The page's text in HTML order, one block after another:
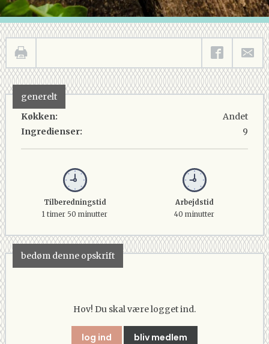
generelt
Køkken:
Ingredienser:
Andet
9
Tilberedningstid
1 timer 50 minutter
Arbejdstid
40 minutter
bedøm denne opskrift
Hov! Du skal være logget ind.
log ind bliv medlem